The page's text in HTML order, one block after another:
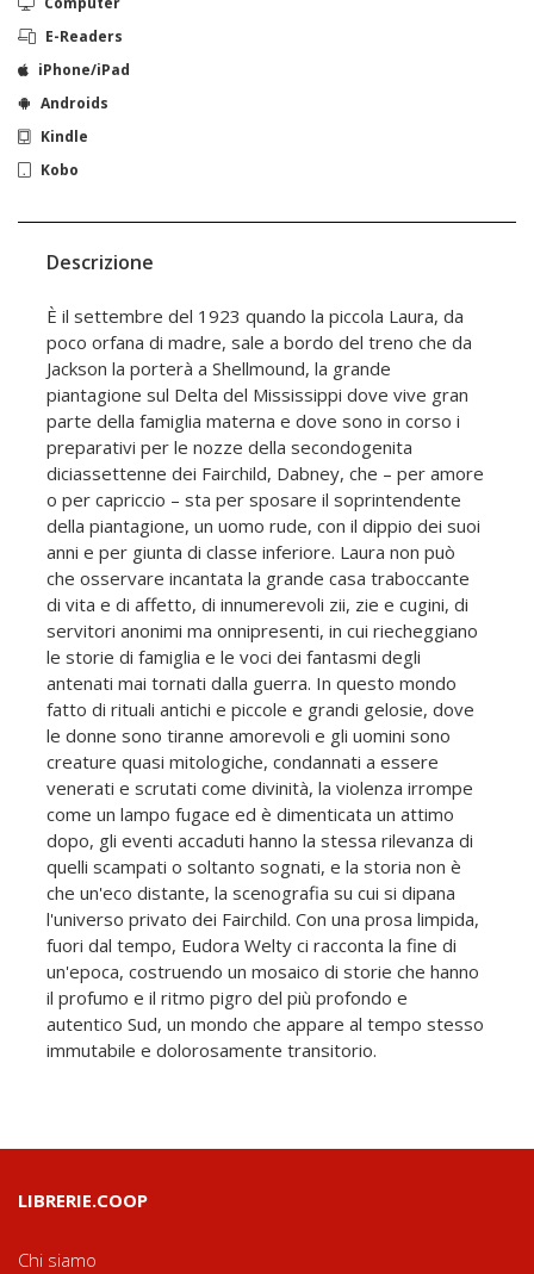
E-Readers
iPhone/iPad
Androids
Kindle
Kobo
Descrizione
È il settembre del 1923 quando la piccola Laura, da
poco orfana di madre, sale a bordo del treno che da
Jackson la porterà a Shellmound, la grande
piantagione sul Delta del Mississippi dove vive gran
parte della famiglia materna e dove sono in corso i
preparativi per le nozze della secondogenita
diciassettenne dei Fairchild, Dabney, che – per amore
o per capriccio – sta per sposare il soprintendente
della piantagione, un uomo rude, con il dippio dei suoi
anni e per giunta di classe inferiore. Laura non può
che osservare incantata la grande casa traboccante
di vita e di affetto, di innumerevoli zii, zie e cugini, di
servitori anonimi ma onnipresenti, in cui riecheggiano
le storie di famiglia e le voci dei fantasmi degli
antenati mai tornati dalla guerra. In questo mondo
fatto di rituali antichi e piccole e grandi gelosie, dove
le donne sono tiranne amorevoli e gli uomini sono
creature quasi mitologiche, condannati a essere
venerati e scrutati come divinità, la violenza irrompe
come un lampo fugace ed è dimenticata un attimo
dopo, gli eventi accaduti hanno la stessa rilevanza di
quelli scampati o soltanto sognati, e la storia non è
che un'eco distante, la scenografia su cui si dipana
l'universo privato dei Fairchild. Con una prosa limpida,
fuori dal tempo, Eudora Welty ci racconta la fine di
un'epoca, costruendo un mosaico di storie che hanno
il profumo e il ritmo pigro del più profondo e
autentico Sud, un mondo che appare al tempo stesso
immutabile e dolorosamente transitorio.
LIBRERIE.COOP
Chi siamo